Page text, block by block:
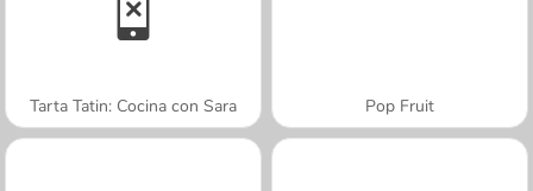
Tarta Tatin: Cocina con Sara Pop Fruit